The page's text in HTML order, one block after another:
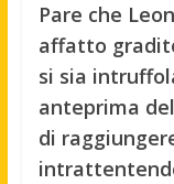
Pare che
affatto
si sia
anteprima
di